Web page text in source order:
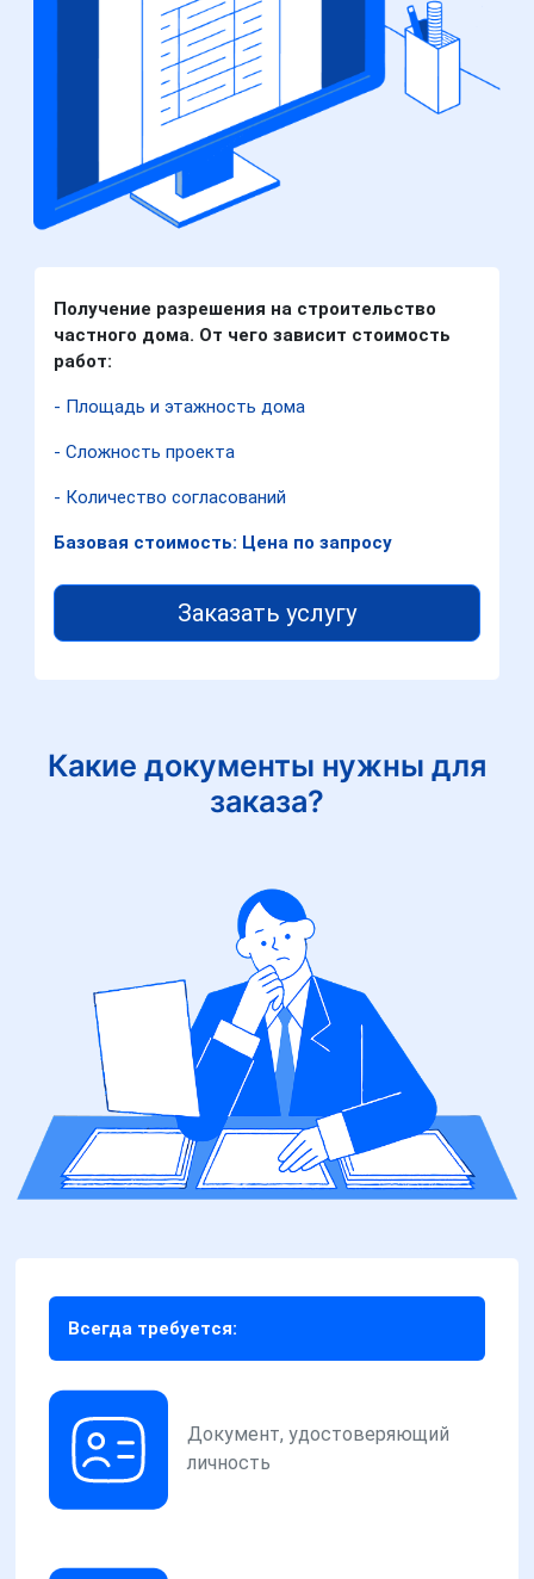
Получение разрешения на строительство
частного дома. От чего зависит стоимость
работ:
- Площадь и этажность дома
- Сложность проекта
- Количество согласований
Базовая стоимость: Цена по запросу
Заказать услугу
Какие документы нужны для
заказа?
Всегда требуется:
Документ, удостоверяющий
личность